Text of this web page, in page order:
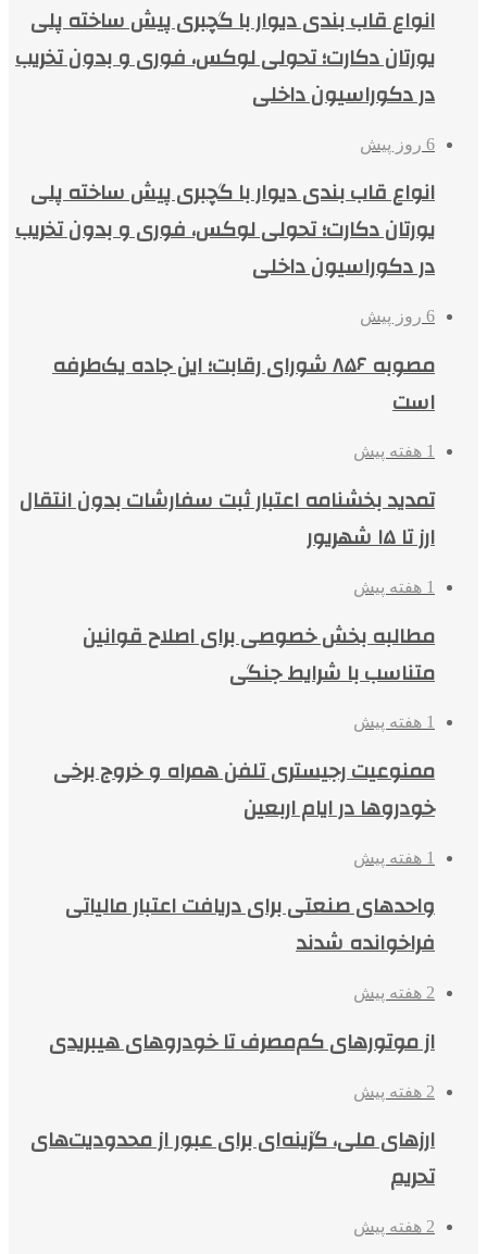
انواع قاب بندی دیوار با گچبری پیش ساخته پلی
یورتان دکارت؛ تحولی لوکس، فوری و بدون تخریب
در دکوراسیون داخلی
6 روز پیش
انواع قاب بندی دیوار با گچبری پیش ساخته پلی
یورتان دکارت؛ تحولی لوکس، فوری و بدون تخریب
در دکوراسیون داخلی
6 روز پیش
مصوبه ۸۵۶ شورای رقابت؛ این جاده یک‌طرفه
است
1 هفته پیش
تمدید بخشنامه اعتبار ثبت سفارشات بدون انتقال
ارز تا ۱۵ شهریور
1 هفته پیش
مطالبه بخش خصوصی برای اصلاح قوانین
متناسب با شرایط جنگی
1 هفته پیش
ممنوعیت رجیستری تلفن همراه و خروج برخی
خودروها در ایام اربعین
1 هفته پیش
واحدهای صنعتی برای دریافت اعتبار مالیاتی
فراخوانده شدند
2 هفته پیش
از موتورهای کم‌مصرف تا خودروهای هیبریدی
2 هفته پیش
ارزهای ملی، گزینه‌ای برای عبور از محدودیت‌های
تحریم
2 هفته پیش